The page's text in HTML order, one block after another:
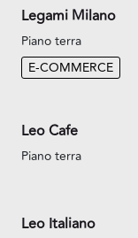
Legami Milano
Piano terra
E-COMMERCE
Leo Cafe
Piano terra
Leo Italiano